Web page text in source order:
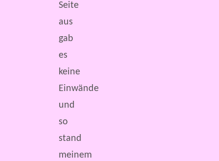
Seite
aus
gab
es
keine
Einwände
und
so
stand
meinem